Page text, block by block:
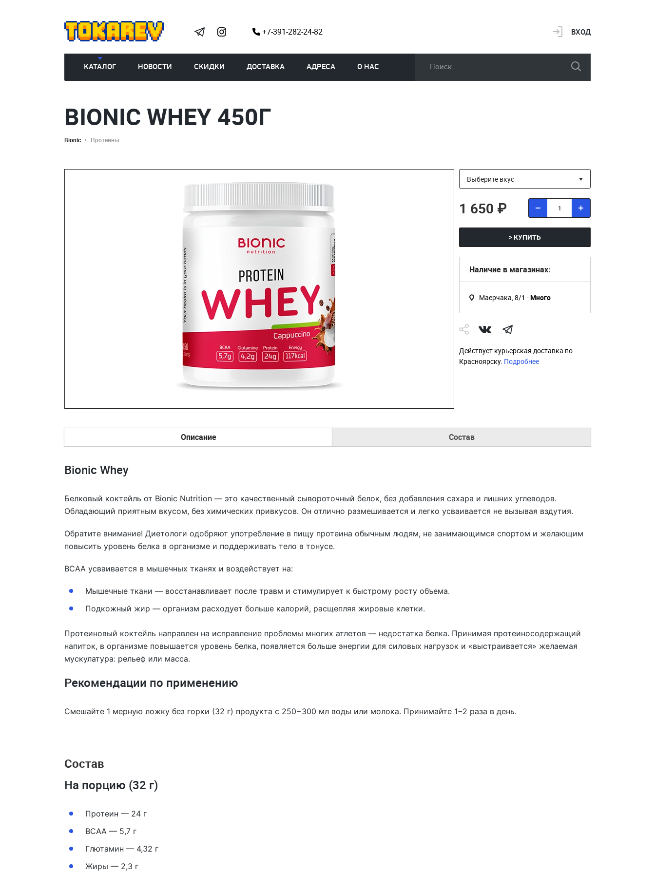
+7-391-282-24-82 ВХОД
КАТАЛОГ НОВОСТИ СКИДКИ ДОСТАВКА АДРЕСА О НАС
BIONIC WHEY 450Г
Bionic Протеины
1 650 ₽
> КУПИТЬ
Наличие в магазинах:
Маерчака, 8/1 -Много
Действует курьерская доставка по
Красноярску. Подробнее
Описание Состав
Bionic Whey
Белковый коктейль от Bionic Nutrition — это качественный сывороточный белок, без добавления сахара и лишних углеводов.
Обладающий приятным вкусом, без химических привкусов. Он отлично размешивается и легко усваивается не вызывая вздутия.
Обратите внимание! Диетологи одобряют употребление в пищу протеина обычным людям, не занимающимся спортом и желающим
повысить уровень белка в организме и поддерживать тело в тонусе.
BCAA усваивается в мышечных тканях и воздействует на:
Мышечные ткани — восстанавливает после травм и стимулирует к быстрому росту объема.
Подкожный жир — организм расходует больше калорий, расщепляя жировые клетки.
Протеиновый коктейль направлен на исправление проблемы многих атлетов — недостатка белка. Принимая протеиносодержащий
напиток, в организме повышается уровень белка, появляется больше энергии для силовых нагрузок и «выстраивается» желаемая
мускулатура: рельеф или масса.
Рекомендации по применению
Смешайте 1 мерную ложку без горки (32 г) продукта с 250−300 мл воды или молока. Принимайте 1−2 раза в день.
Состав
На порцию (32 г)
Протеин — 24 г
ВСАА — 5,7 г
Глютамин — 4,32 г
Жиры — 2,3 г